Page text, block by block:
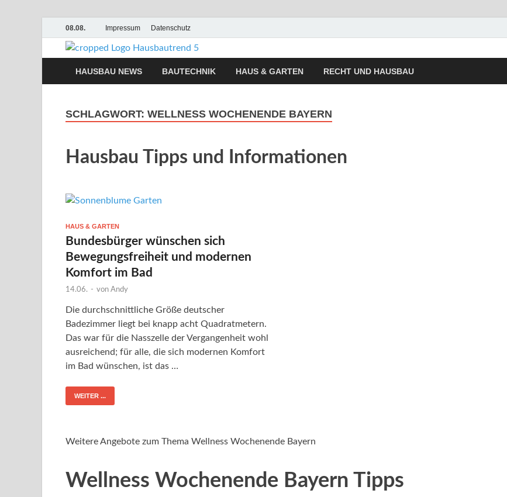
08.08. Impressum Datenschutz
Hausbautrend Hausbau
Hausbau, Modernisierung, Energietechnik, Haustechnik
HAUSBAU NEWS BAUTECHNIK HAUS & GARTEN RECHT UND HAUSBAU
SCHLAGWORT: WELLNESS WOCHENENDE BAYERN
Hausbau Tipps und Informationen
HAUS & GARTEN
Bundesbürger wünschen sich
Bewegungsfreiheit und modernen
Komfort im Bad
14.06. - von Andy
Die durchschnittliche Größe deutscher
Badezimmer liegt bei knapp acht Quadratmetern.
Das war für die Nasszelle der Vergangenheit wohl
ausreichend; für alle, die sich modernen Komfort
im Bad wünschen, ist das …
WEITER ...
Weitere Angebote zum Thema Wellness Wochenende Bayern
Wellness Wochenende Bayern Tipps